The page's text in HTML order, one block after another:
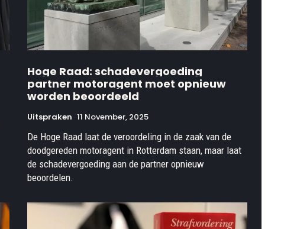
Hoge Raad: schadevergoeding
partner motoragent moet opnieuw
worden beoordeeld
Uitspraken 11 November, 2025
De Hoge Raad laat de veroordeling in de zaak van de
doodgereden motoragent in Rotterdam staan, maar laat
de schadevergoeding aan de partner opnieuw
beoordelen.